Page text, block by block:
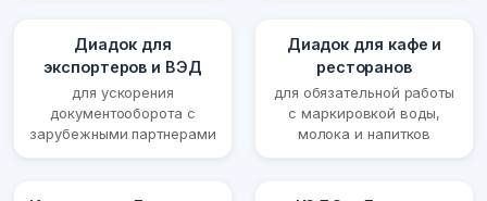
Диадок для
экспортеров и ВЭД
для ускорения
документооборота с
зарубежными партнерами
Диадок для кафе и
ресторанов
для обязательной работы
с маркировкой воды,
молока и напитков